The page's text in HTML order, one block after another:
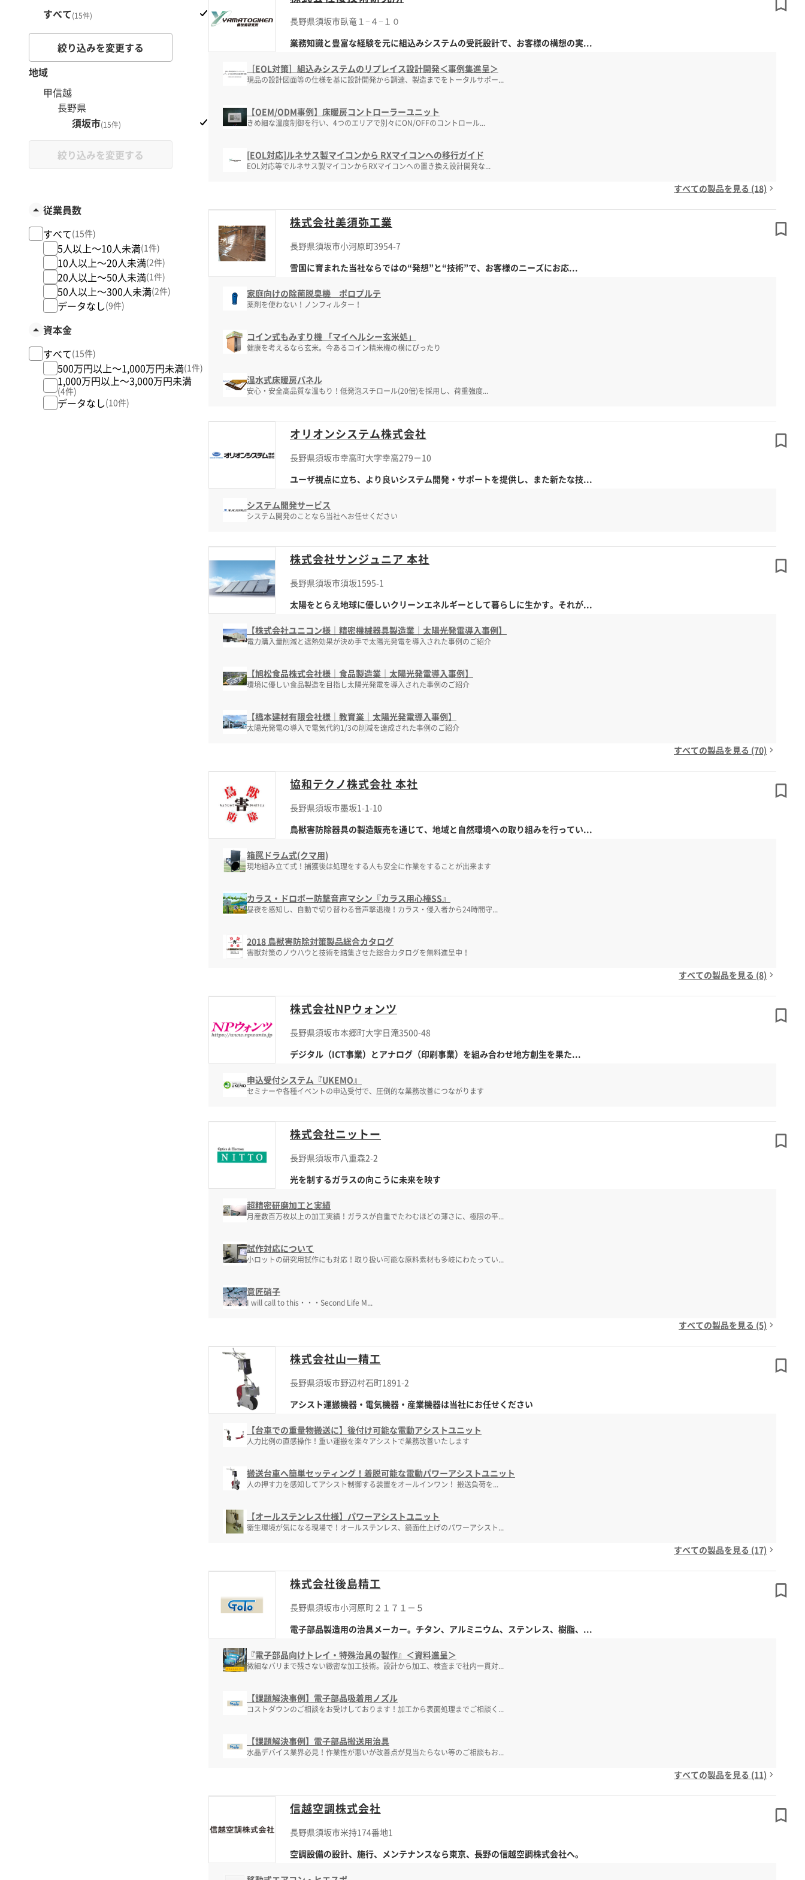
長野県須坂市臥竜１−４−１０
業務知識と豊富な経験を元に組込みシステムの受託設計で、お客様の構想の実...
［EOL対策］組込みシステムのリプレイス設計開発＜事例集進呈＞
現品の設計図面等の仕様を基に設計開発から調達、製造までをトータルサポー...
【OEM/ODM事例】床暖房コントローラーユニット
きめ細な温度制御を行い、4つのエリアで別々にON/OFFのコントロール...
[EOL対応]ルネサス製マイコンから RXマイコンへの移行ガイド
EOL対応等でルネサス製マイコンからRXマイコンへの置き換え設計開発な...
すべての製品を見る (18)
株式会社美須弥工業
長野県須坂市小河原町3954-7
雪国に育まれた当社ならではの“発想”と“技術”で、お客様のニーズにお応...
家庭向けの除菌脱臭機 ポロプルテ
薬剤を使わない！ノンフィルター！
コイン式もみすり機 「マイヘルシー玄米処」
健康を考えるなら玄米。今あるコイン精米機の横にぴったり
温水式床暖房パネル
安心・安全高品質な温もり！低発泡スチロール(20倍)を採用し、荷重強度...
オリオンシステム株式会社
長野県須坂市幸高町大字幸高279－10
ユーザ視点に立ち、より良いシステム開発・サポートを提供し、また新たな技...
システム開発サービス
システム開発のことなら当社へお任せください
株式会社サンジュニア 本社
長野県須坂市須坂1595-1
太陽をとらえ地球に優しいクリーンエネルギーとして暮らしに生かす。それが...
【株式会社ユニコン様｜精密機械器具製造業｜太陽光発電導入事例】
電力購入量削減と遮熱効果が決め手で太陽光発電を導入された事例のご紹介
【旭松食品株式会社様｜食品製造業｜太陽光発電導入事例】
環境に優しい食品製造を目指し太陽光発電を導入された事例のご紹介
【橋本建材有限会社様｜教育業｜太陽光発電導入事例】
太陽光発電の導入で電気代約1/3の削減を達成された事例のご紹介
すべての製品を見る (70)
協和テクノ株式会社 本社
長野県須坂市墨坂1-1-10
鳥獣害防除器具の製造販売を通じて、地域と自然環境への取り組みを行ってい...
箱罠ドラム式(クマ用)
現地組み立て式！捕獲後は処理をする人も安全に作業をすることが出来ます
カラス・ドロボー防撃音声マシン『カラス用心棒SS』
昼夜を感知し、自動で切り替わる音声撃退機！カラス・侵入者から24時間守...
2018 鳥獣害防除対策製品総合カタログ
害獣対策のノウハウと技術を結集させた総合カタログを無料進呈中！
すべての製品を見る (8)
株式会社NPウォンツ
長野県須坂市本郷町大字日滝3500-48
デジタル（ICT事業）とアナログ（印刷事業）を組み合わせ地方創生を果た...
申込受付システム『UKEMO』
セミナーや各種イベントの申込受付で、圧倒的な業務改善につながります
株式会社ニットー
長野県須坂市八重森2-2
光を制するガラスの向こうに未来を映す
超精密研磨加工と実績
月産数百万枚以上の加工実績！ガラスが自重でたわむほどの薄さに、極限の平...
試作対応について
小ロットの研究用試作にも対応！取り扱い可能な原料素材も多岐にわたってい...
意匠硝子
I will call to this・・・Second Life M...
すべての製品を見る (5)
株式会社山一精工
長野県須坂市野辺村石町1891-2
アシスト運搬機器・電気機器・産業機器は当社にお任せください
【台車での重量物搬送に】後付け可能な電動アシストユニット
人力比例の直感操作！重い運搬を楽々アシストで業務改善いたします
搬送台車へ簡単セッティング！着脱可能な電動パワーアシストユニット
人の押す力を感知してアシスト制御する装置をオールインワン！ 搬送負荷を...
【オールステンレス仕様】パワーアシストユニット
衛生環境が気になる現場で！オールステンレス、鏡面仕上げのパワーアシスト...
すべての製品を見る (17)
株式会社後島精工
長野県須坂市小河原町２１７１－５
電子部品製造用の治具メーカー。チタン、アルミニウム、ステンレス、樹脂、...
『電子部品向けトレイ・特殊治具の製作』＜資料進呈＞
微細なバリまで残さない緻密な加工技術。設計から加工、検査まで社内一貫対...
【課題解決事例】電子部品吸着用ノズル
コストダウンのご相談をお受けしております！加工から表面処理までご相談く...
【課題解決事例】電子部品搬送用治具
水晶デバイス業界必見！作業性が悪いが改善点が見当たらない等のご相談もお...
すべての製品を見る (11)
信越空調株式会社
長野県須坂市米持174番地1
空調設備の設計、施行、メンテナンスなら東京、長野の信越空調株式会社へ。
すべて(15件)
絞り込みを変更する
地域
甲信越
長野県
須坂市(15件)
絞り込みを変更する
従業員数
すべて(15件)
5人以上～10人未満(1件)
10人以上～20人未満(2件)
20人以上～50人未満(1件)
50人以上～300人未満(2件)
データなし(9件)
資本金
すべて(15件)
500万円以上～1,000万円未満(1件)
1,000万円以上～3,000万円未満
(4件)
データなし(10件)